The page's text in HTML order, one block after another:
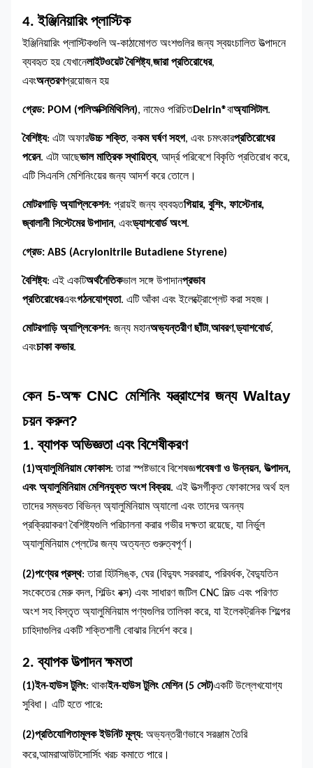
4. ইঞ্জিনিয়ারিং প্লাস্টিক
ইঞ্জিনিয়ারিং প্লাস্টিকগুলি অ-কাঠামোগত অংশগুলির জন্য স্বয়ংচালিত উত্পাদনে
ব্যবহৃত হয় যেখানেলাইটওয়েট বৈশিষ্ট্য,জারা প্রতিরোধের,
এবংঅন্তরণপ্রয়োজন হয়
গ্রেড: POM (পলিঅক্সিমিথিলিন), নামেও পরিচিতDelrin®বাঅ্যাসিটাল.
বৈশিষ্ট্য: এটা অফারউচ্চ শক্তি, ককম ঘর্ষণ সহগ, এবং চমৎকারপ্রতিরোধের
পরেন. এটা আছেভাল মাত্রিক স্থায়িত্ব, আর্দ্র পরিবেশে বিকৃতি প্রতিরোধ করে,
এটি সিএনসি মেশিনিংয়ের জন্য আদর্শ করে তোলে।
মোটরগাড়ি অ্যাপ্লিকেশন: প্রায়ই জন্য ব্যবহৃতগিয়ার, বুশিং, ফাস্টেনার,
জ্বালানী সিস্টেমের উপাদান, এবংড্যাশবোর্ড অংশ.
গ্রেড: ABS (Acrylonitrile Butadiene Styrene)
বৈশিষ্ট্য: এই একটিঅর্থনৈতিকভাল সঙ্গে উপাদানপ্রভাব
প্রতিরোধেরএবংগঠনযোগ্যতা. এটি আঁকা এবং ইলেক্ট্রোপ্লেট করা সহজ।
মোটরগাড়ি অ্যাপ্লিকেশন: জন্য মহানঅভ্যন্তরীণ ছাঁটা,আবরণ,ড্যাশবোর্ড,
এবংচাকা কভার.
কেন 5-অক্ষ CNC মেশিনিং যন্ত্রাংশের জন্য Waltay
চয়ন করুন?
1. ব্যাপক অভিজ্ঞতা এবং বিশেষীকরণ
(1)অ্যালুমিনিয়াম ফোকাস: তারা স্পষ্টভাবে বিশেষজ্ঞগবেষণা ও উন্নয়ন, উত্পাদন,
এবং অ্যালুমিনিয়াম মেশিনযুক্ত অংশ বিক্রয়. এই উত্সর্গীকৃত ফোকাসের অর্থ হল
তাদের সম্ভবত বিভিন্ন অ্যালুমিনিয়াম অ্যালো এবং তাদের অনন্য
প্রক্রিয়াকরণ বৈশিষ্ট্যগুলি পরিচালনা করার গভীর দক্ষতা রয়েছে, যা নির্ভুল
অ্যালুমিনিয়াম প্লেটের জন্য অত্যন্ত গুরুত্বপূর্ণ।
(2)পণ্যের প্রস্থ: তারা হিটসিঙ্ক, ঘের (বিদ্যুৎ সরবরাহ, পরিবর্ধক, বৈদ্যুতিন
সংকেতের মেরু বদল, শিল্ডিং বক্স) এবং সাধারণ জটিল CNC মিল্ড এবং পরিণত
অংশ সহ বিস্তৃত অ্যালুমিনিয়াম পণ্যগুলির তালিকা করে, যা ইলেকট্রনিক শিল্পের
চাহিদাগুলির একটি শক্তিশালী বোঝার নির্দেশ করে।
2. ব্যাপক উত্পাদন ক্ষমতা
(1)ইন-হাউস টুলিং: থাকাইন-হাউস টুলিং মেশিন (5 সেট)একটি উল্লেখযোগ্য
সুবিধা। এটি হতে পারে:
(2)প্রতিযোগিতামূলক ইউনিট মূল্য: অভ্যন্তরীণভাবে সরঞ্জাম তৈরি
করে,আমরাআউটসোর্সিং খরচ কমাতে পারে।